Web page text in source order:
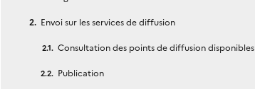
Envoi sur les services de diffusion
Consultation des points de diffusion disponibles
Publication